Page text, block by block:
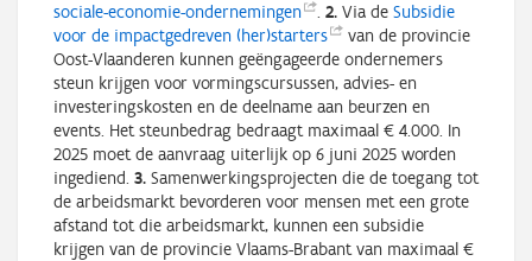
sociale-economie-ondernemingen
. 2. Via de Subsidie
voor de impactgedreven (her)starters
van de provincie
Oost-Vlaanderen kunnen geëngageerde ondernemers
steun krijgen voor vormingscursussen, advies- en
investeringskosten en de deelname aan beurzen en
events. Het steunbedrag bedraagt maximaal € 4.000. In
2025 moet de aanvraag uiterlijk op 6 juni 2025 worden
ingediend. 3. Samenwerkingsprojecten die de toegang tot
de arbeidsmarkt bevorderen voor mensen met een grote
afstand tot die arbeidsmarkt, kunnen een subsidie
krijgen van de provincie Vlaams-Brabant van maximaal €